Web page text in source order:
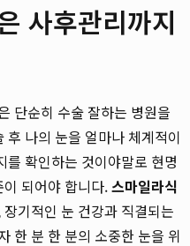
사후관리까지
단순히 수술 잘하는 병원을
나의 눈을 얼마나 체계적이
확인하는 것이야말로 현명
되어야 합니다.스마일라식
기적인 눈 건강과 직결되는
한 분 한 분의 소중한 눈을 위